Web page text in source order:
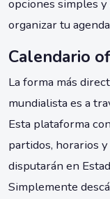
opciones simples
organizar tu
Calendario
La forma más
mundialista es a
Esta plataforma
partidos, horarios
disputarán en
Simplemente